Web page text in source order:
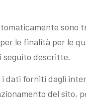
sono
le finalità per le
seguito descritte.
dati forniti dagli
del sito,